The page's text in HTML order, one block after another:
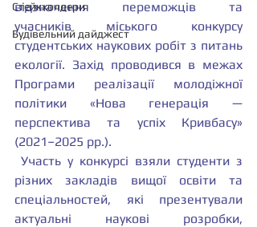
Стейкхолдери
Будівельний дайджест
відзначення переможців та
учасників міського конкурсу
студентських наукових робіт з питань
екології. Захід проводився в межах
Програми реалізації молодіжної
політики «Нова генерація —
перспектива та успіх Кривбасу»
(2021–2025 рр.).
Участь у конкурсі взяли студенти з
різних закладів вищої освіти та
спеціальностей, які презентували
актуальні наукові розробки,